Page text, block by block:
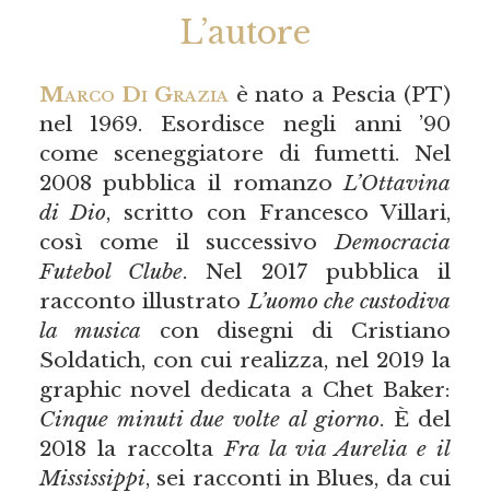
L’autore
Marco Di Grazia è nato a Pescia (PT)
nel 1969. Esordisce negli anni ’90
come sceneggiatore di fumetti. Nel
2008 pubblica il romanzo L’Ottavina
di Dio, scritto con Francesco Villari,
così come il successivo Democracia
Futebol Clube. Nel 2017 pubblica il
racconto illustrato L’uomo che custodiva
la musica con disegni di Cristiano
Soldatich, con cui realizza, nel 2019 la
graphic novel dedicata a Chet Baker:
Cinque minuti due volte al giorno. È del
2018 la raccolta Fra la via Aurelia e il
Mississippi, sei racconti in Blues, da cui